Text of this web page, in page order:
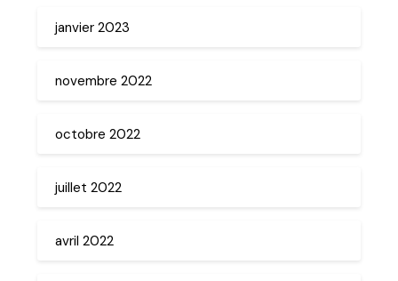
janvier 2023
novembre 2022
octobre 2022
juillet 2022
avril 2022